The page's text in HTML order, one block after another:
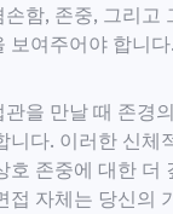
함, 존중, 그리고
보여주어야 합니다
관을 만날 때 존경
니다. 이러한 신체
호 존중에 대한 더
접 자체는 당신의